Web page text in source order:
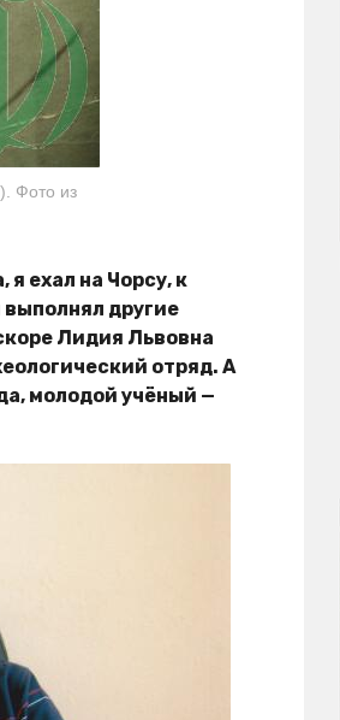
Фото из
ехал на Чорсу, к
другие
Лидия Львовна
отряд. А
молодой учёный —